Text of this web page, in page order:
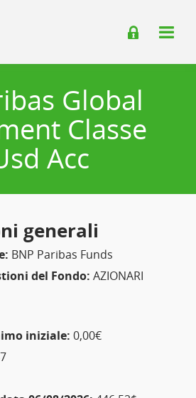
Global
Classe
Acc
generali
BNP Paribas Funds
del Fondo: AZIONARI
iniziale: 0,00€